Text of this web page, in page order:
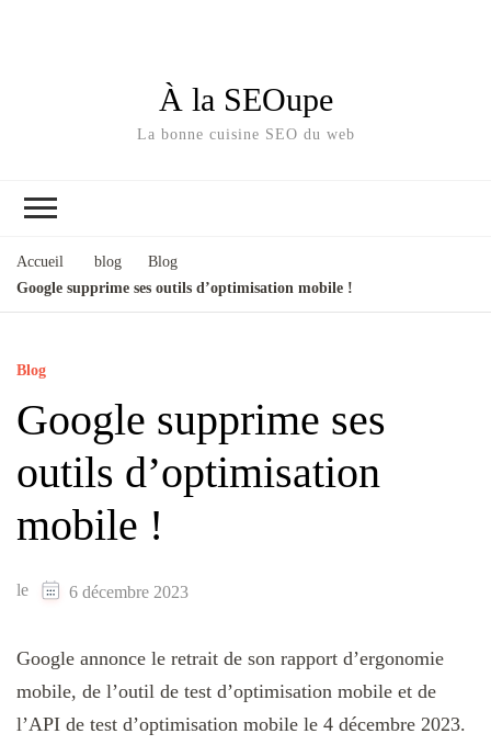
À la SEOupe
La bonne cuisine SEO du web
Accueil blog
Blog
Google supprime ses outils d’optimisation mobile !
Blog
Google supprime ses
outils d’optimisation
mobile !
le 6 décembre 2023
Google annonce le retrait de son rapport d’ergonomie
mobile, de l’outil de test d’optimisation mobile et de
l’API de test d’optimisation mobile le 4 décembre 2023.